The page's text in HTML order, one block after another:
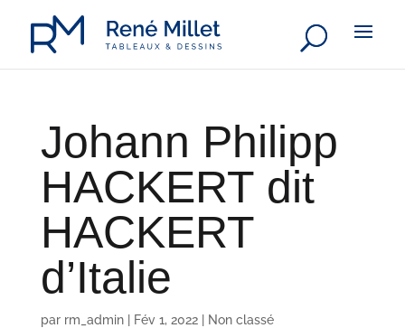
Johann Philipp
HACKERT dit
HACKERT
d’Italie
par rm_admin| Fév 1, 2022| Non classé